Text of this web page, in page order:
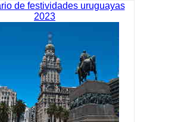
de festividades uruguayas
2023